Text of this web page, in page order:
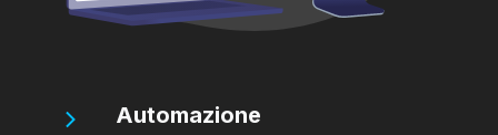
Automazione